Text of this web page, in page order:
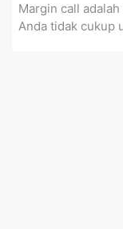
Margin call
Anda tidak cukup